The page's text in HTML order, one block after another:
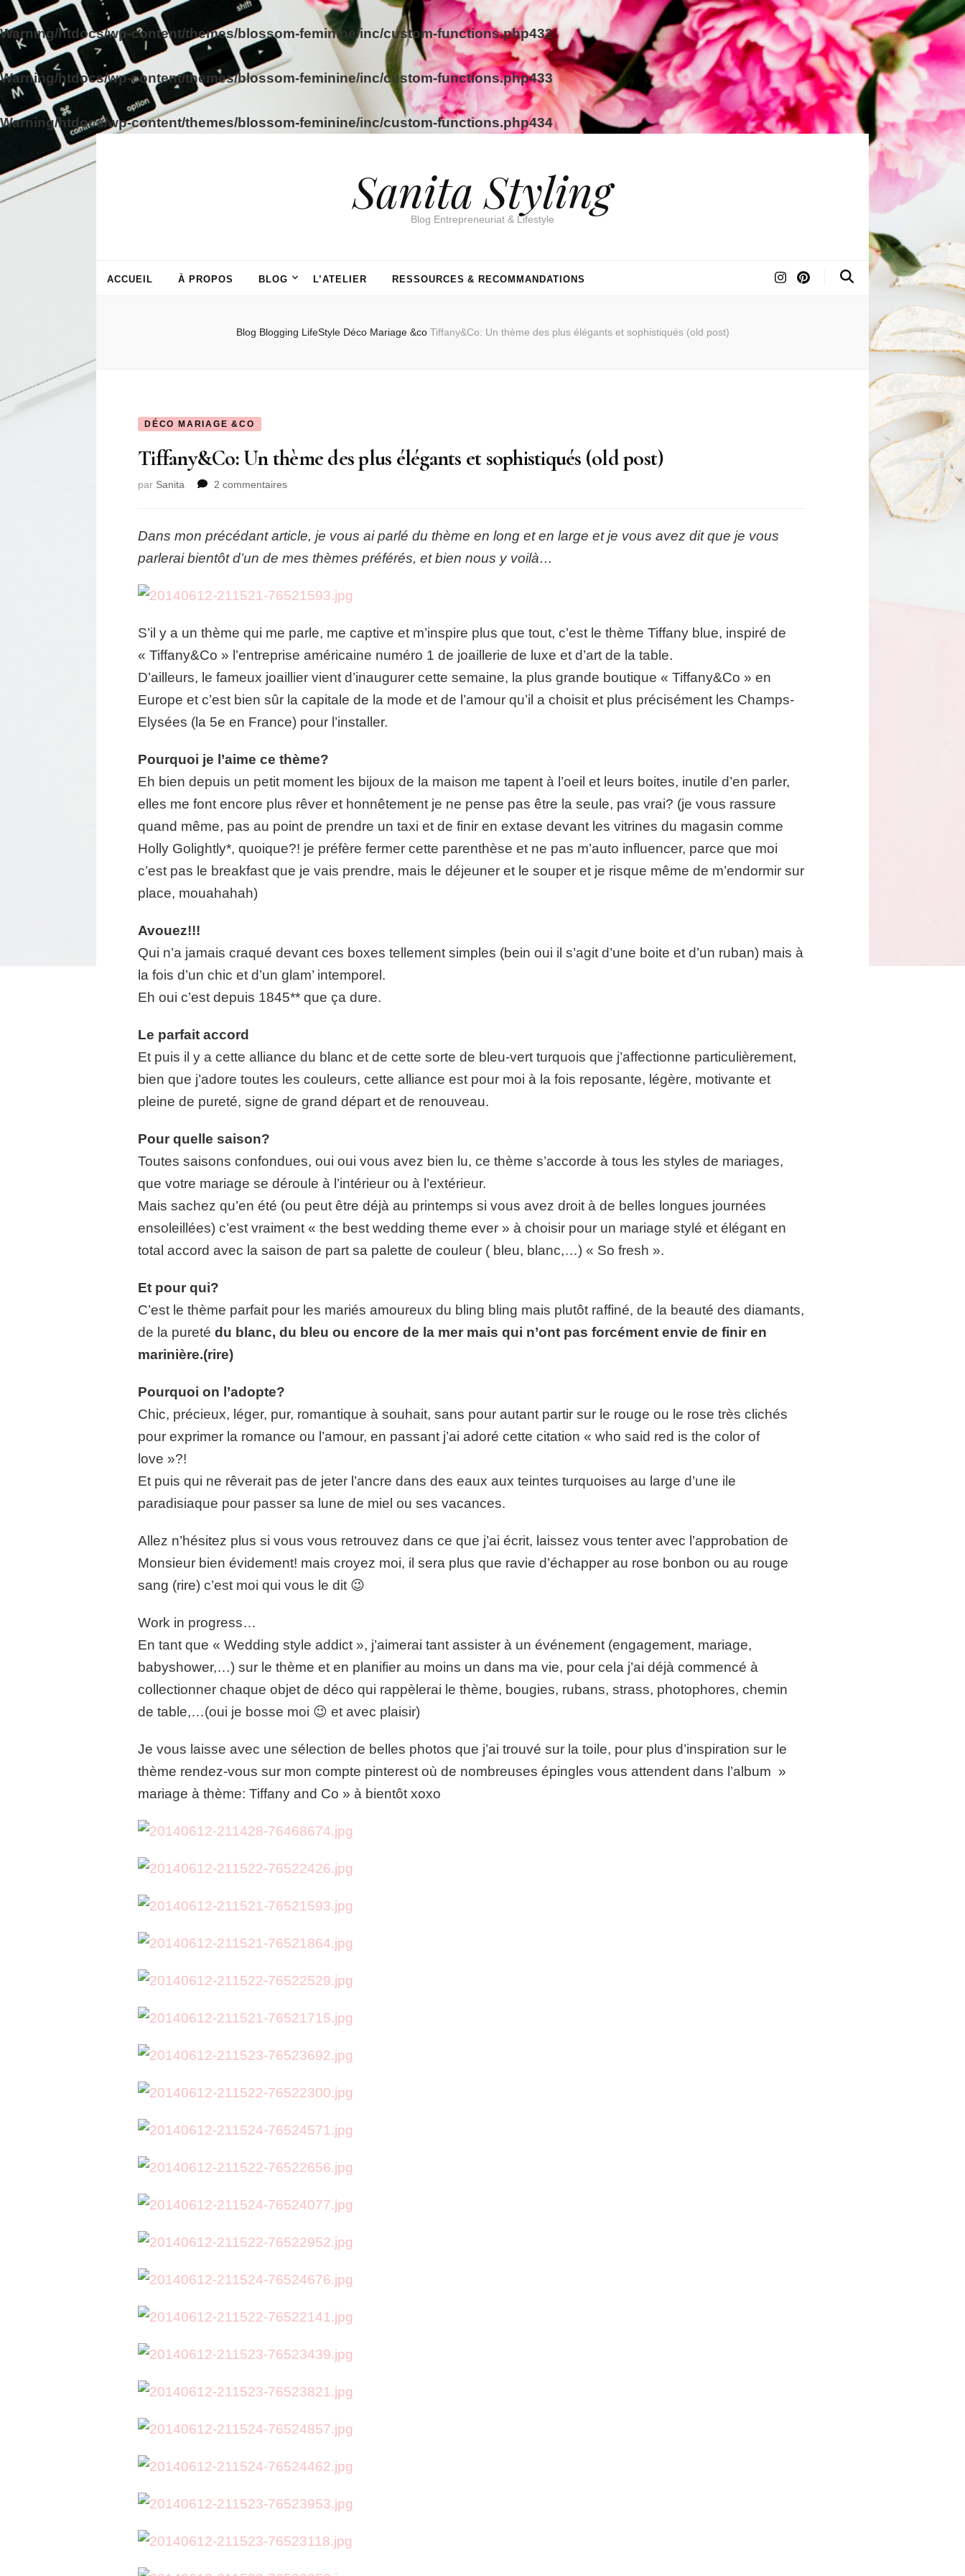
Warning/htdocs/wp-content/themes/blossom-feminine/inc/custom-functions.php432
Warning/htdocs/wp-content/themes/blossom-feminine/inc/custom-functions.php433
Warning/htdocs/wp-content/themes/blossom-feminine/inc/custom-functions.php434
Sanita Styling
Blog Entrepreneuriat & Lifestyle
ACCUEIL À PROPOS BLOG L’ATELIER RESSOURCES & RECOMMANDATIONS
Blog Blogging LifeStyle Déco Mariage &co Tiffany&Co: Un thème des plus élégants et sophistiqués (old post)
DÉCO MARIAGE &CO
Tiffany&Co: Un thème des plus élégants et sophistiqués (old post)
par Sanita 2 commentairessur
thème
des
plus
et
sophistiqués
post)
Dans mon précédant article, je vous ai parlé du thème en long et en large et je vous avez dit que je vous
parlerai bientôt d’un de mes thèmes préférés, et bien nous y voilà…
S’il y a un thème qui me parle, me captive et m’inspire plus que tout, c’est le thème Tiffany blue, inspiré de
« Tiffany&Co » l’entreprise américaine numéro 1 de joaillerie de luxe et d’art de la table.
D’ailleurs, le fameux joaillier vient d’inaugurer cette semaine, la plus grande boutique « Tiffany&Co » en
Europe et c’est bien sûr la capitale de la mode et de l’amour qu’il a choisit et plus précisément les Champs-
Elysées (la 5e en France) pour l’installer.
Pourquoi je l’aime ce thème?
Eh bien depuis un petit moment les bijoux de la maison me tapent à l’oeil et leurs boites, inutile d’en parler,
elles me font encore plus rêver et honnêtement je ne pense pas être la seule, pas vrai? (je vous rassure
quand même, pas au point de prendre un taxi et de finir en extase devant les vitrines du magasin comme
Holly Golightly*, quoique?! je préfère fermer cette parenthèse et ne pas m’auto influencer, parce que moi
c’est pas le breakfast que je vais prendre, mais le déjeuner et le souper et je risque même de m’endormir sur
place, mouahahah)
Avouez!!!
Qui n’a jamais craqué devant ces boxes tellement simples (bein oui il s’agit d’une boite et d’un ruban) mais à
la fois d’un chic et d’un glam’ intemporel.
Eh oui c’est depuis 1845** que ça dure.
Le parfait accord
Et puis il y a cette alliance du blanc et de cette sorte de bleu-vert turquois que j’affectionne particulièrement,
bien que j’adore toutes les couleurs, cette alliance est pour moi à la fois reposante, légère, motivante et
pleine de pureté, signe de grand départ et de renouveau.
Pour quelle saison?
Toutes saisons confondues, oui oui vous avez bien lu, ce thème s’accorde à tous les styles de mariages,
que votre mariage se déroule à l’intérieur ou à l’extérieur.
Mais sachez qu’en été (ou peut être déjà au printemps si vous avez droit à de belles longues journées
ensoleillées) c’est vraiment « the best wedding theme ever » à choisir pour un mariage stylé et élégant en
total accord avec la saison de part sa palette de couleur ( bleu, blanc,…) « So fresh ».
Et pour qui?
C’est le thème parfait pour les mariés amoureux du bling bling mais plutôt raffiné, de la beauté des diamants,
de la pureté du blanc, du bleu ou encore de la mer mais qui n’ont pas forcément envie de finir en
marinière.(rire)
Pourquoi on l’adopte?
Chic, précieux, léger, pur, romantique à souhait, sans pour autant partir sur le rouge ou le rose très clichés
pour exprimer la romance ou l’amour, en passant j’ai adoré cette citation « who said red is the color of
love »?!
Et puis qui ne rêverait pas de jeter l’ancre dans des eaux aux teintes turquoises au large d’une ile
paradisiaque pour passer sa lune de miel ou ses vacances.
Allez n’hésitez plus si vous vous retrouvez dans ce que j’ai écrit, laissez vous tenter avec l’approbation de
Monsieur bien évidement! mais croyez moi, il sera plus que ravie d’échapper au rose bonbon ou au rouge
sang (rire) c’est moi qui vous le dit 😉
Work in progress…
En tant que « Wedding style addict », j’aimerai tant assister à un événement (engagement, mariage,
babyshower,…) sur le thème et en planifier au moins un dans ma vie, pour cela j’ai déjà commencé à
collectionner chaque objet de déco qui rappèlerai le thème, bougies, rubans, strass, photophores, chemin
de table,…(oui je bosse moi 😉 et avec plaisir)
Je vous laisse avec une sélection de belles photos que j’ai trouvé sur la toile, pour plus d’inspiration sur le
thème rendez-vous sur mon compte pinterest où de nombreuses épingles vous attendent dans l’album »
mariage à thème: Tiffany and Co » à bientôt xoxo